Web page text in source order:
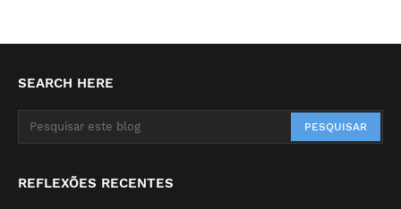
SEARCH HERE
REFLEXÕES RECENTES